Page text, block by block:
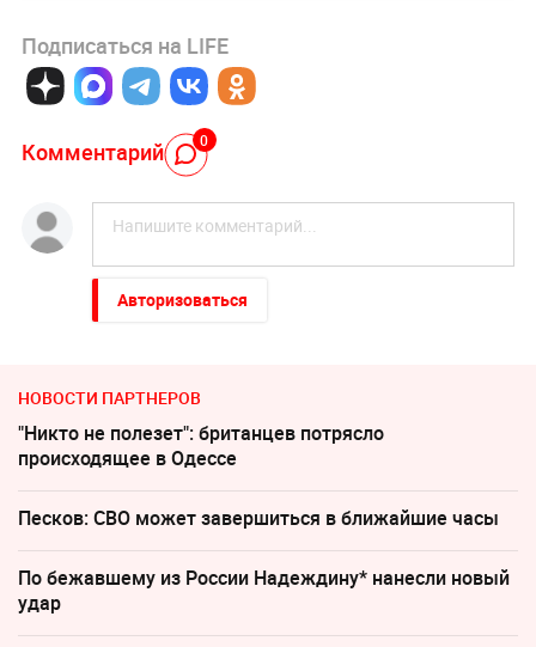
Подписаться на LIFE
Комментарий 0
Авторизоваться
НОВОСТИ ПАРТНЕРОВ
"Никто не полезет": британцев потрясло
происходящее в Одессе
Песков: СВО может завершиться в ближайшие часы
По бежавшему из России Надеждину* нанесли новый
удар